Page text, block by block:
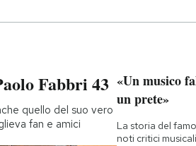
Fabbri 43
quello del suo vero
fan e amici
«Un musico
un prete»
La storia del
noti critici